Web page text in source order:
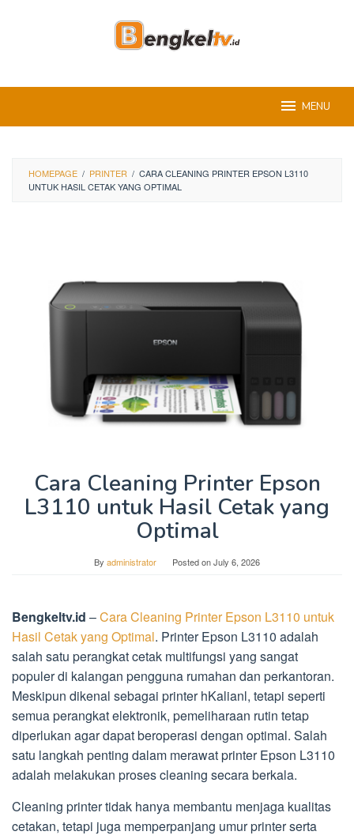
MENU
HOMEPAGE / PRINTER / CARA CLEANING PRINTER EPSON L3110
UNTUK HASIL CETAK YANG OPTIMAL
Cara Cleaning Printer Epson
L3110 untuk Hasil Cetak yang
Optimal
By administrator Posted onJuly 6, 2026
Bengkeltv.id –Cara Cleaning Printer Epson L3110 untuk
Hasil Cetak yang Optimal. Printer Epson L3110 adalah
salah satu perangkat cetak multifungsi yang sangat
populer di kalangan pengguna rumahan dan perkantoran.
Meskipun dikenal sebagai printer hKalianl, tetapi seperti
semua perangkat elektronik, pemeliharaan rutin tetap
diperlukan agar dapat beroperasi dengan optimal. Salah
satu langkah penting dalam merawat printer Epson L3110
adalah melakukan proses cleaning secara berkala.
Cleaning printer tidak hanya membantu menjaga kualitas
cetakan, tetapi juga memperpanjang umur printer serta